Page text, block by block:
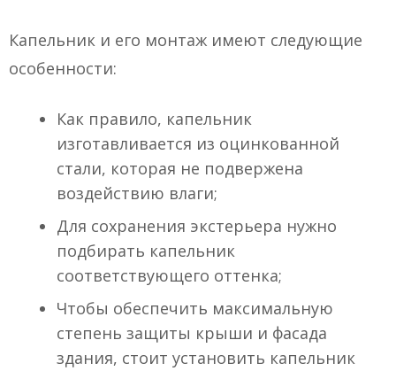
Капельник и его монтаж имеют следующие
особенности:
Как правило, капельник
изготавливается из оцинкованной
стали, которая не подвержена
воздействию влаги;
Для сохранения экстерьера нужно
подбирать капельник
соответствующего оттенка;
Чтобы обеспечить максимальную
степень защиты крыши и фасада
здания, стоит установить капельник